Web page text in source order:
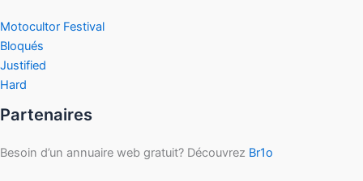
Motocultor Festival
Bloqués
Justified
Hard
Partenaires
Besoin d’un annuaire web gratuit? Découvrez Br1o